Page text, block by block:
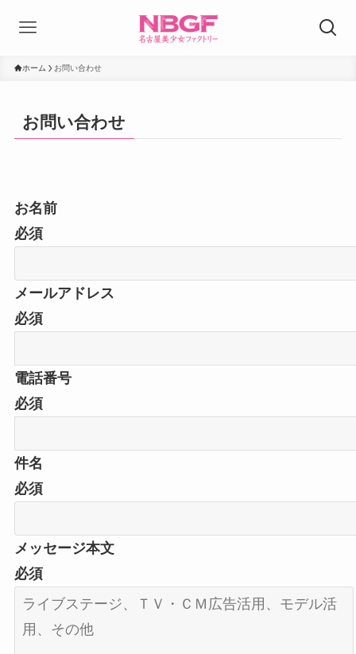
ホーム お問い合わせ
お問い合わせ
お名前
必須
メールアドレス
必須
電話番号
必須
件名
必須
メッセージ本文
必須